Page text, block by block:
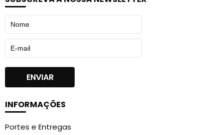
INFORMAÇÕES
Portes e Entregas